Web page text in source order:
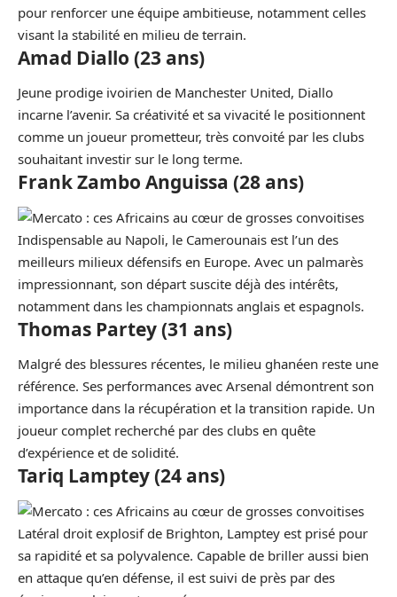
pour renforcer une équipe ambitieuse, notamment celles
visant la stabilité en milieu de terrain.
Amad Diallo (23 ans)
Jeune prodige ivoirien de Manchester United, Diallo
incarne l’avenir. Sa créativité et sa vivacité le positionnent
comme un joueur prometteur, très convoité par les clubs
souhaitant investir sur le long terme.
Frank Zambo Anguissa (28 ans)
Indispensable au Napoli, le Camerounais est l’un des
meilleurs milieux défensifs en Europe. Avec un palmarès
impressionnant, son départ suscite déjà des intérêts,
notamment dans les championnats anglais et espagnols.
Thomas Partey (31 ans)
Malgré des blessures récentes, le milieu ghanéen reste une
référence. Ses performances avec Arsenal démontrent son
importance dans la récupération et la transition rapide. Un
joueur complet recherché par des clubs en quête
d’expérience et de solidité.
Tariq Lamptey (24 ans)
Latéral droit explosif de Brighton, Lamptey est prisé pour
sa rapidité et sa polyvalence. Capable de briller aussi bien
en attaque qu’en défense, il est suivi de près par des